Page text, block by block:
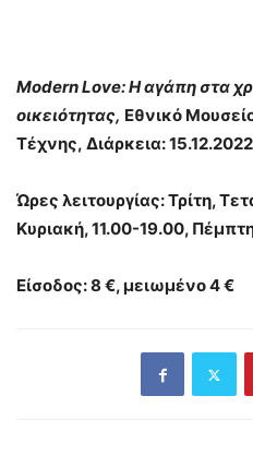
Modern Love: H αγάπη στα
οικειότητας, Εθνικό
Τέχνης, Διάρκεια:
Ώρες λειτουργίας: Τρίτη,
Κυριακή, 11.00-19.00,
Είσοδος:8 €, μειωμένο 4 €